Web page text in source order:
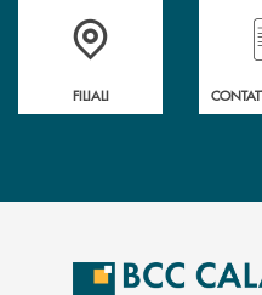
Trova la filiale più vicina a te
FILIALI
Hai